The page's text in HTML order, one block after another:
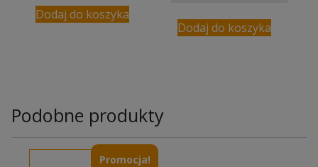
Dodaj do koszyka
Dodaj do koszyka
Podobne produkty
Promocja!